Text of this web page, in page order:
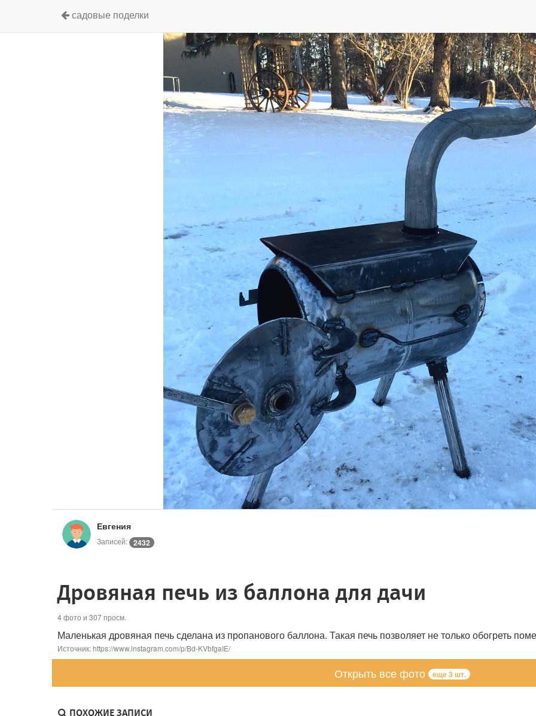
садовые поделки
Евгения
Записей: 2432
Дровяная печь из баллона для дачи
4 фото и 307 просм.
Маленькая дровяная печь сделана из пропанового баллона. Такая печь позволяет не только обогреть
Источник: https://www.instagram.com/p/Bd-KVbfgaIE/
Открыть все фото еще 3 шт.
ПОХОЖИЕ ЗАПИСИ